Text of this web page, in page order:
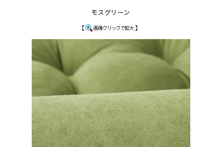
モスグリーン